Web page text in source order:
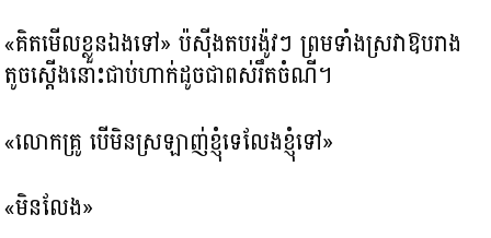
«គិតមើលខ្លួនឯងទៅ» ប៉ស៊ីងតបរង៉ូវៗ ព្រមទាំងស្រវាឱបរាង
តូចស្ដើងនោះជាប់ហាក់ដូចជាពស់រឹតចំណី។
«លោកគ្រូ បើមិនស្រឡាញ់ខ្ញុំទេលែងខ្ញុំទៅ»
«មិនលែង»